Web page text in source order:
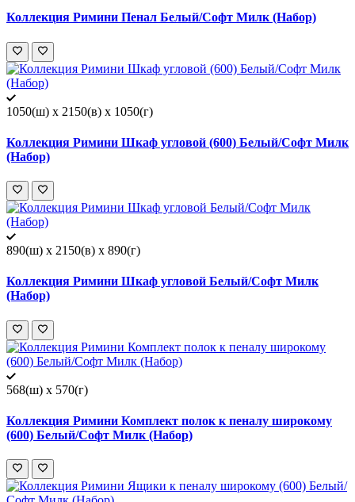
Коллекция Римини Пенал Белый/Софт Милк (Набор)
1050(ш) x 2150(в) x 1050(г)
Коллекция Римини Шкаф угловой (600) Белый/Софт Милк
(Набор)
890(ш) x 2150(в) x 890(г)
Коллекция Римини Шкаф угловой Белый/Софт Милк
(Набор)
568(ш) x 570(г)
Коллекция Римини Комплект полок к пеналу широкому
(600) Белый/Софт Милк (Набор)